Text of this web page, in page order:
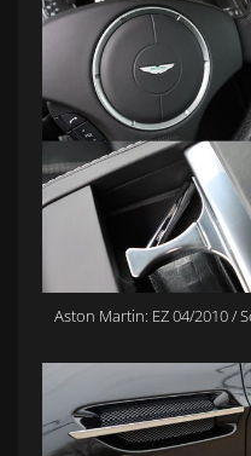
Aston Martin: EZ 04/2010 /